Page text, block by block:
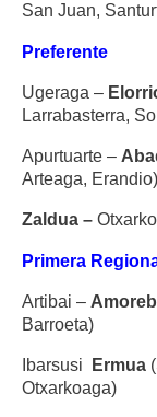
San Juan,
Preferente
Ugeraga –
Larrabasterra,
Apurtuarte –
Arteaga, Erandio)
Zaldua –
Primera
Artibai –
Barroeta)
Ibarsusi Ermua
Otxarkoaga)